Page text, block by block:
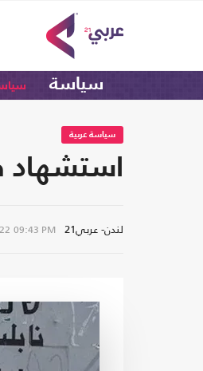
سياسة
سياسة عربية
استشهاد
لندن- عربي21 09:43 PM